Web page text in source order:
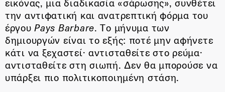
εικόνας, μια διαδικασία «σάρωσης», συνθέτει
την αντιφατική και ανατρεπτική φόρμα του
έργουPays Βarbare. Το μήνυμα των
δημιουργών είναι το εξής: ποτέ μην αφήνετε
κάτι να ξεχαστεί· αντισταθείτε στο ρεύμα·
αντισταθείτε στη σιωπή. Δεν θα μπορούσε να
υπάρξει πιο πολιτικοποιημένη στάση.